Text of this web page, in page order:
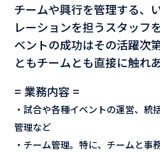
チームや興行を管理する、
レーションを担うスタッフ
ベントの成功はその活躍次
ともチームとも直接に触れ
= 業務内容 =
・試合や各種イベントの運営、
管理など
・チーム管理。特に、チームと